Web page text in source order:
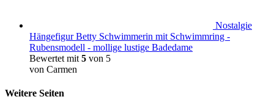
Nostalgie
Hängefigur Betty Schwimmerin mit Schwimmring -
Rubensmodell - mollige lustige Badedame
Bewertet mit 5 von 5
von Carmen
Weitere Seiten